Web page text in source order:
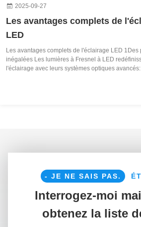
2025-09-27
Les avantages complets de
LED
Les avantages complets de l'éclairage LED
inégalées Les lumières à Fresnel à LED
l'éclairage avec leurs systèmes optiques
- JE NE SAIS PAS.
Interrogez-moi
obtenez la liste